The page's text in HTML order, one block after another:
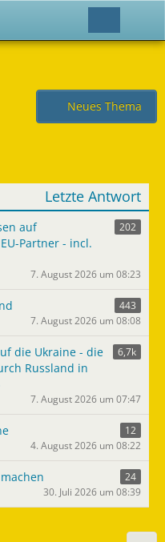
Neues Thema
Letzte Antwort
auf
Partner - incl.
202
7. August 2026 um 08:23
443
7. August 2026 um 08:08
die Ukraine - die
Russland in
6,7k
7. August 2026 um 07:47
12
4. August 2026 um 08:22
24
30. Juli 2026 um 08:39